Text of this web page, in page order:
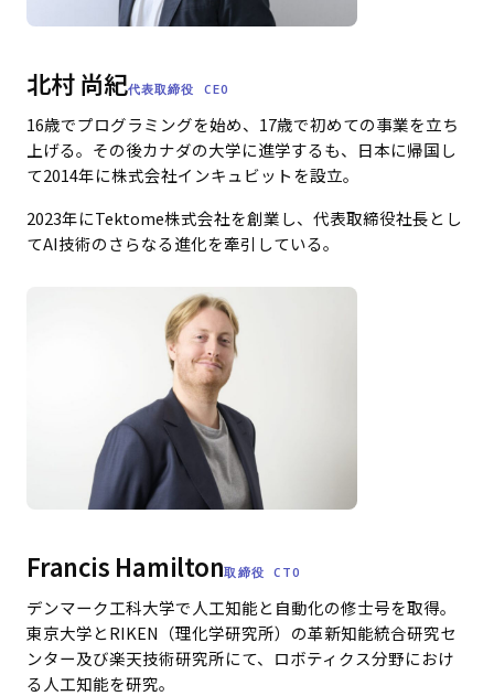
うに最新
の状態で
保たれま
対応ファ
イル形式
北村 尚紀代表取締役 CEO
16歳でプログラミングを始め、17歳で初めての事業を立ち
上げる。その後カナダの大学に進学するも、日本に帰国し
て2014年に株式会社インキュビットを設立。
2023年にTektome株式会社を創業し、代表取締役社長とし
てAI技術のさらなる進化を牽引している。
Francis Hamilton取締役 CTO
デンマーク工科大学で人工知能と自動化の修士号を取得。
東京大学とRIKEN（理化学研究所）の革新知能統合研究セ
ンター及び楽天技術研究所にて、ロボティクス分野におけ
る人工知能を研究。